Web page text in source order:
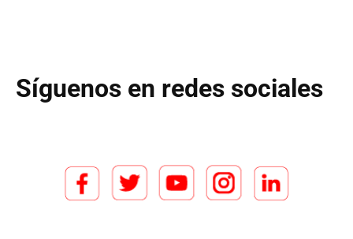
Síguenos en redes sociales